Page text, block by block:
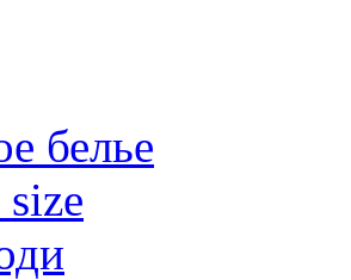
белье